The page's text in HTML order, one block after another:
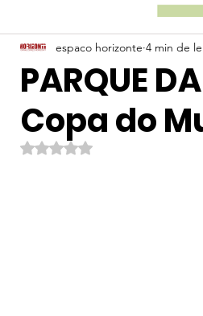
PARQUE
Copa do
espaco horizonte 4 min de
Avaliado com NaN de 5